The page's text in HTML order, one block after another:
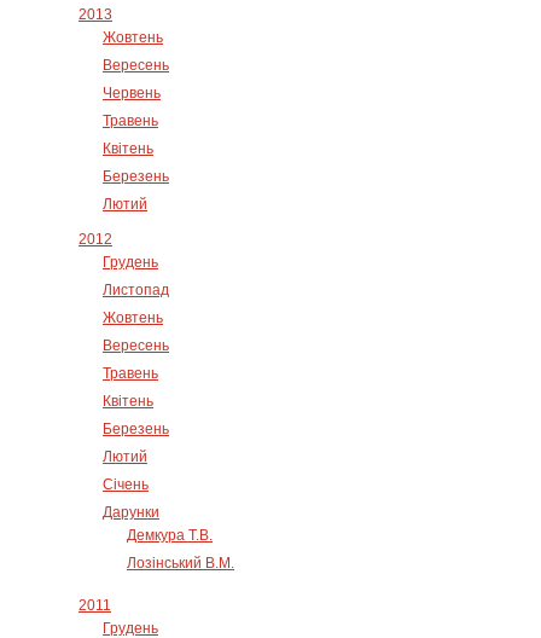
2013
Жовтень
Вересень
Червень
Травень
Квітень
Березень
Лютий
2012
Грудень
Листопад
Жовтень
Вересень
Травень
Квітень
Березень
Лютий
Січень
Дарунки
Демкура Т.В.
Лозінський В.М.
2011
Грудень